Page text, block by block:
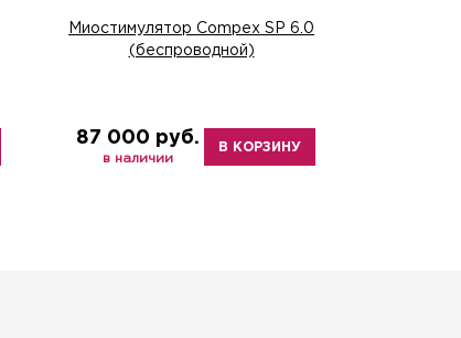
Миостимулятор Compex SP 6.0
(беспроводной)
87 000 руб.
в наличии
В КОРЗИНУ